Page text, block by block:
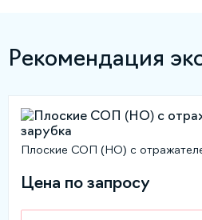
Рекомендация
Плоские СОП (НО) с
Цена по запросу